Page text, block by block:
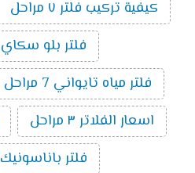
كيفية تركيب فلتر ٧ مراحل
فلتر بلو سكاي 7 مراحل
فلتر مياه تايواني 7 مراحل
اسعار الفلاتر ٣ مراحل
فلتر باناسونيك 7 مراحل